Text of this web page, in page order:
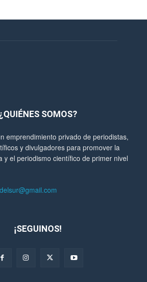
SOMOS?
emprendimiento privado de periodistas,
y divulgadores para promover la
y el periodismo científico de primer nivel
¡SEGUINOS!